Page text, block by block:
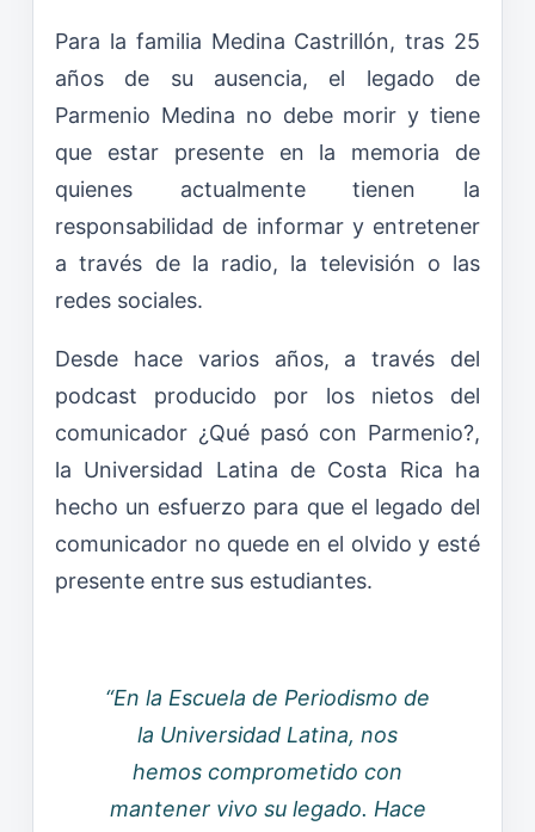
Para la familia Medina Castrillón, tras 25
años de su ausencia, el legado de
Parmenio Medina no debe morir y tiene
que estar presente en la memoria de
quienes actualmente tienen la
responsabilidad de informar y entretener
a través de la radio, la televisión o las
redes sociales.
Desde hace varios años, a través del
podcast producido por los nietos del
comunicador ¿Qué pasó con Parmenio?,
la Universidad Latina de Costa Rica ha
hecho un esfuerzo para que el legado del
comunicador no quede en el olvido y esté
presente entre sus estudiantes.
“En la Escuela de Periodismo de
la Universidad Latina, nos
hemos comprometido con
mantener vivo su legado. Hace